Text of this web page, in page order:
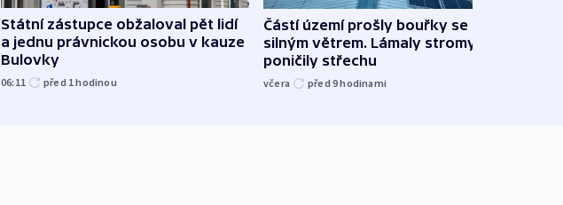
Státní zástupce obžaloval pět lidí
a jednu právnickou osobu v kauze
Bulovky
06:11 před 1hodinou
Částí území prošly bouřky se
silným větrem. Lámaly stromy a
poničily střechu
včera před 9hodinami